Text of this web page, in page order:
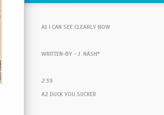
A1 I CAN SEE CLEARLY NOW
WRITTEN-BY - J. NASH*
2:39
A2 DUCK YOU SUCKER